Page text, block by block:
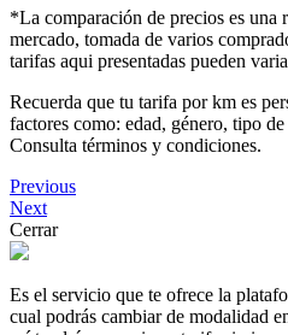
*La comparación de precios es una
mercado, tomada de varios
tarifas aqui presentadas pueden
Recuerda que tu tarifa por km es
factores como: edad, género, tipo
Consulta términos y condiciones.
Previous
Next
Cerrar
Es el servicio que te ofrece la
cual podrás cambiar de modalidad